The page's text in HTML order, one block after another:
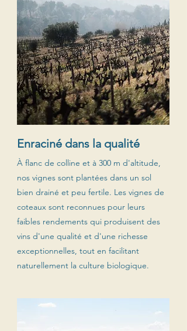
Enraciné dans la qualité
À flanc de colline et à 300 m d'altitude,
nos vignes sont plantées dans un sol
bien drainé et peu fertile. Les vignes de
coteaux sont reconnues pour leurs
faibles rendements qui produisent des
vins d'une qualité et d'une richesse
exceptionnelles, tout en facilitant
naturellement la culture biologique.